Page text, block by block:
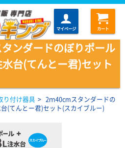
マイページ カート
ンダードのぼりポール
台(てんとー君)セット
り付け器具 > 2ｍ40cmスタンダードの
(てんとー君)セット(スカイブルー)